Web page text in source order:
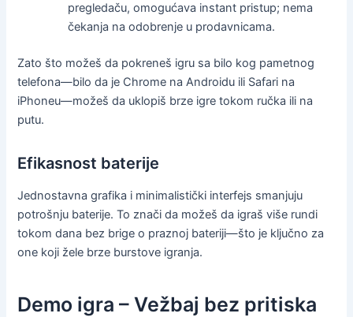
pregledaču, omogućava instant pristup; nema
čekanja na odobrenje u prodavnicama.
Zato što možeš da pokreneš igru sa bilo kog pametnog
telefona—bilo da je Chrome na Androidu ili Safari na
iPhoneu—možeš da uklopiš brze igre tokom ručka ili na
putu.
Efikasnost baterije
Jednostavna grafika i minimalistički interfejs smanjuju
potrošnju baterije. To znači da možeš da igraš više rundi
tokom dana bez brige o praznoj bateriji—što je ključno za
one koji žele brze burstove igranja.
Demo igra – Vežbaj bez pritiska